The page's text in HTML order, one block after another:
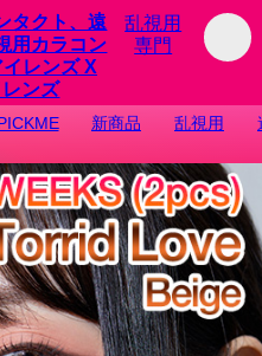
乱視用
専門
新商品 乱視用